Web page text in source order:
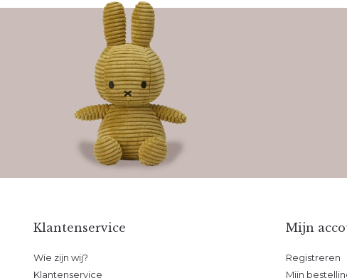
Klantenservice
Wie zijn wij?
Klantenservice
Mijn
Registreren
Mijn